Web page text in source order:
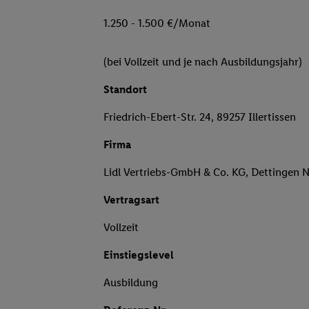
1.250 - 1.500 €/Monat
(bei Vollzeit und je nach Ausbildungsjahr)
Standort
Friedrich-Ebert-Str. 24, 89257 Illertissen
Firma
Lidl Vertriebs-GmbH & Co. KG, Dettingen
Vertragsart
Vollzeit
Einstiegslevel
Ausbildung